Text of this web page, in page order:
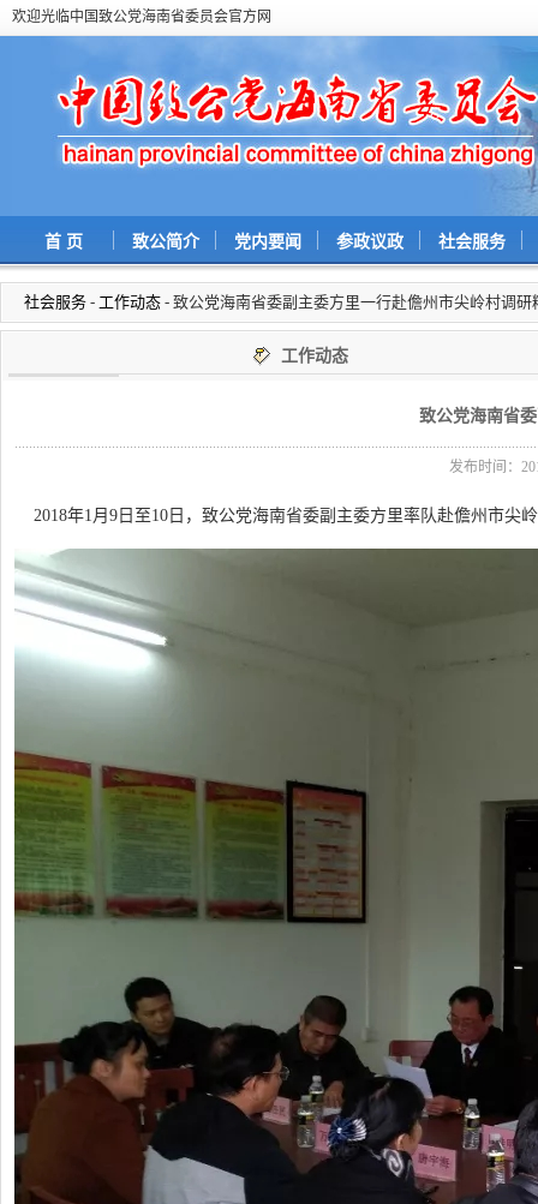
欢迎光临中国致公党海南省委员会官方网
首 页 致公简介 党内要闻 参政议政 社会服务
社会服务 - 工作动态 - 致公党海南省委副主委方里一行赴儋州市尖岭村调研
工作动态
致公党海南省
发布时间：
2018年1月9日至10日，致公党海南省委副主委方里率队赴儋州市尖